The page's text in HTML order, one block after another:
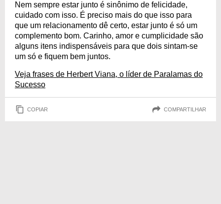
Nem sempre estar junto é sinônimo de felicidade,
cuidado com isso. É preciso mais do que isso para
que um relacionamento dê certo, estar junto é só um
complemento bom. Carinho, amor e cumplicidade são
alguns itens indispensáveis para que dois sintam-se
um só e fiquem bem juntos.
Veja frases de Herbert Viana, o líder de Paralamas do
Sucesso
COPIAR COMPARTILHAR